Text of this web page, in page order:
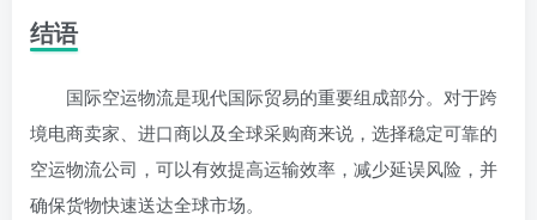
结语
国际空运物流是现代国际贸易的重要组成部分。对于跨
境电商卖家、进口商以及全球采购商来说，选择稳定可靠的
空运物流公司，可以有效提高运输效率，减少延误风险，并
确保货物快速送达全球市场。